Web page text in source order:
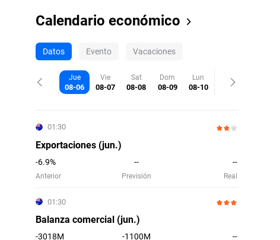
Calendario económico
Datos Evento Vacaciones
Jue
08-06
Vie
08-07
Sat
08-08
Dom
08-09
Lun
08-10
01:30
Exportaciones (jun.)
-6.9% -- --
Anterior Previsión Real
01:30
Balanza comercial (jun.)
-3018M -1100M --